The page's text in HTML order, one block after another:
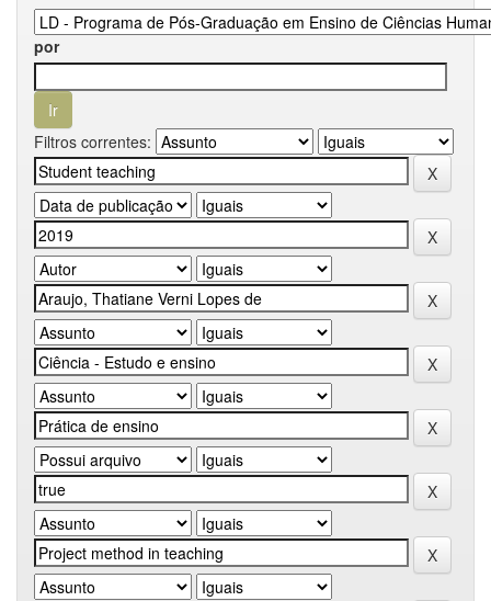
por
Filtros correntes: